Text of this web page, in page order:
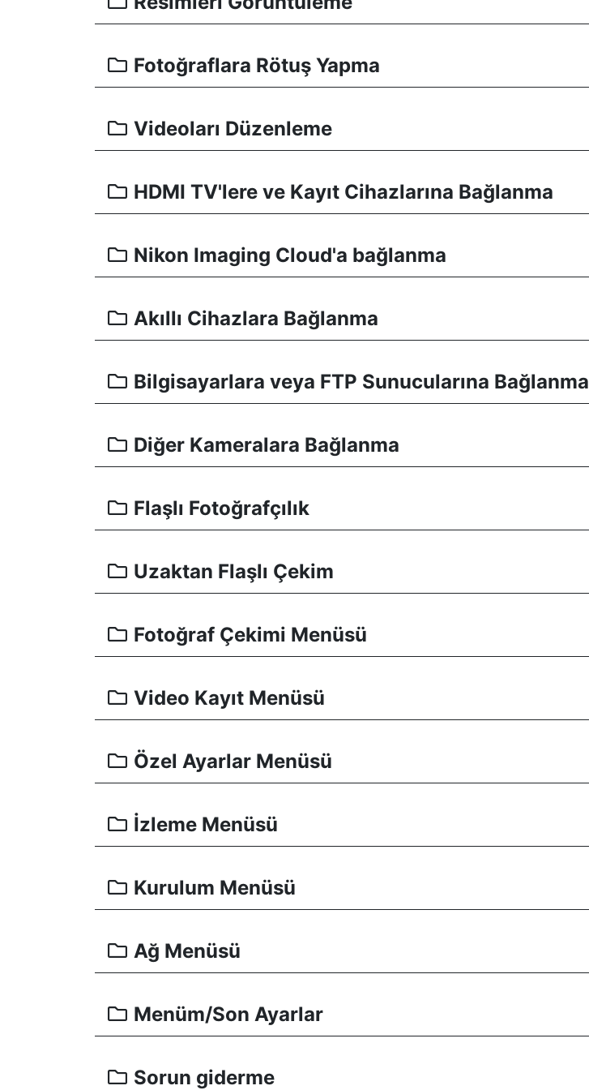
Fotoğraflara Rötuş Yapma
Videoları Düzenleme
HDMI TV'lere ve Kayıt Cihazlarına Bağlanma
Nikon Imaging Cloud'a bağlanma
Akıllı Cihazlara Bağlanma
Bilgisayarlara veya FTP Sunucularına Bağlanma
Diğer Kameralara Bağlanma
Flaşlı Fotoğrafçılık
Uzaktan Flaşlı Çekim
Fotoğraf Çekimi Menüsü
Video Kayıt Menüsü
Özel Ayarlar Menüsü
İzleme Menüsü
Kurulum Menüsü
Ağ Menüsü
Menüm/Son Ayarlar
Sorun giderme